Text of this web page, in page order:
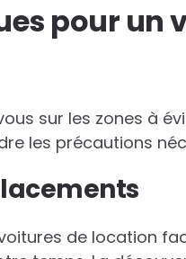
pour un
sur les zones à
les précautions
de location